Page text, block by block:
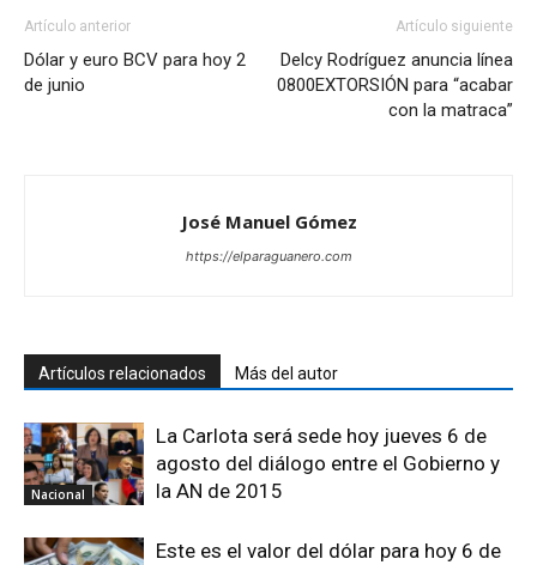
Artículo anterior
Dólar y euro BCV para hoy 2
de junio
Artículo siguiente
Delcy Rodríguez anuncia línea
0800EXTORSIÓN para “acabar
con la matraca”
José Manuel Gómez
https://elparaguanero.com
Artículos relacionados Más del autor
Nacional
La Carlota será sede hoy jueves 6 de
agosto del diálogo entre el Gobierno y
la AN de 2015
Este es el valor del dólar para hoy 6 de